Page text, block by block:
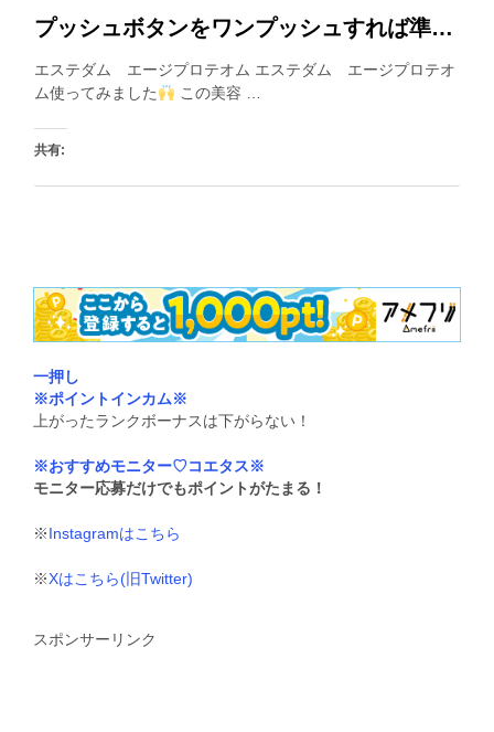
プッシュボタンをワンプッシュすれば準備Ok！良い香りに包まれながら柔らかいテクスチャーを楽しめます。
エステダム エージプロテオム エステダム エージプロテオ
ム使ってみました
この美容 …
共有:
一押し
※ポイントインカム※
上がったランクボーナスは下がらない！
※おすすめモニター♡コエタス※
モニター応募だけでもポイントがたまる！
※Instagramはこちら
※Xはこちら(旧Twitter)
スポンサーリンク